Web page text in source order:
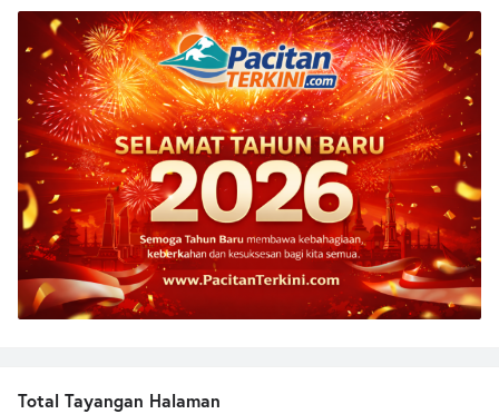
Total Tayangan Halaman